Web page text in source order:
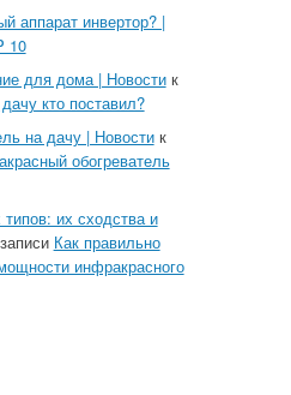
аппарат инвертор? |
10
для дома | Новостик
кто поставил?
на дачу | Новостик
обогреватель
их сходства и
Как правильно
инфракрасного